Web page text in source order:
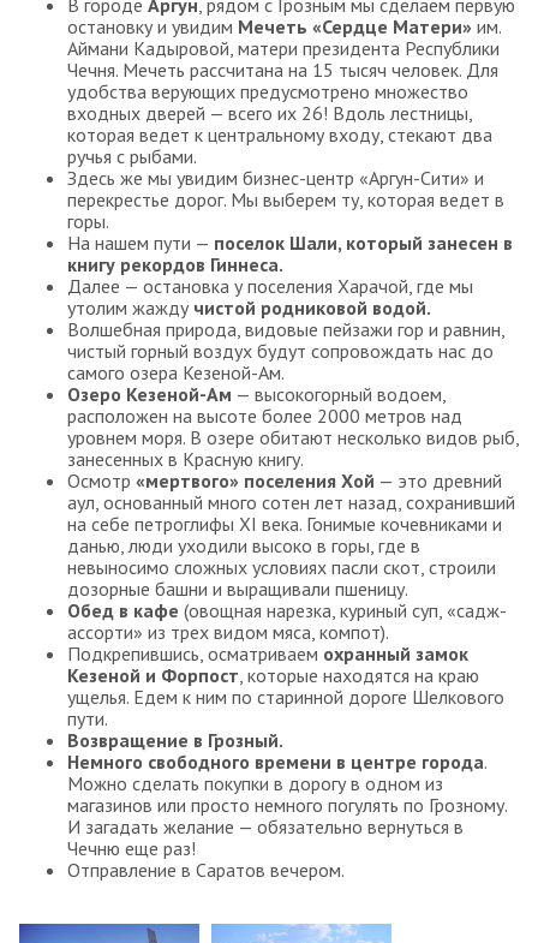
В городе Аргун, рядом с Грозным мы сделаем первую
остановку и увидим Мечеть «Сердце Матери» им.
Аймани Кадыровой, матери президента Республики
Чечня. Мечеть рассчитана на 15 тысяч человек. Для
удобства верующих предусмотрено множество
входных дверей — всего их 26! Вдоль лестницы,
которая ведет к центральному входу, стекают два
ручья с рыбами.
Здесь же мы увидим бизнес-центр «Аргун-Сити» и
перекрестье дорог. Мы выберем ту, которая ведет в
горы.
На нашем пути — поселок Шали, который занесен в
книгу рекордов Гиннеса.
Далее — остановка у поселения Харачой, где мы
утолим жажду чистой родниковой водой.
Волшебная природа, видовые пейзажи гор и равнин,
чистый горный воздух будут сопровождать нас до
самого озера Кезеной-Ам.
Озеро Кезеной-Ам — высокогорный водоем,
расположен на высоте более 2000 метров над
уровнем моря. В озере обитают несколько видов рыб,
занесенных в Красную книгу.
Осмотр «мертвого» поселения Хой — это древний
аул, основанный много сотен лет назад, сохранивший
на себе петроглифы XI века. Гонимые кочевниками и
данью, люди уходили высоко в горы, где в
невыносимо сложных условиях пасли скот, строили
дозорные башни и выращивали пшеницу.
Обед в кафе (овощная нарезка, куриный суп, «садж-
ассорти» из трех видом мяса, компот).
Подкрепившись, осматриваем охранный замок
Кезеной и Форпост, которые находятся на краю
ущелья. Едем к ним по старинной дороге Шелкового
пути.
Возвращение в Грозный.
Немного свободного времени в центре города.
Можно сделать покупки в дорогу в одном из
магазинов или просто немного погулять по Грозному.
И загадать желание — обязательно вернуться в
Чечню еще раз!
Отправление в Саратов вечером.